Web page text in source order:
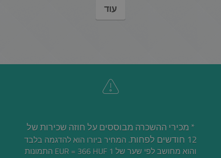
עוד
* מכירי ההשכרה מבוססים על חוזה שכירות של
12 חודשים לפחות.
המחיר ביורו הוא להדגמה בלבד
והוא מחושב לפי שער של 1 EUR = 366 HUF התמונות